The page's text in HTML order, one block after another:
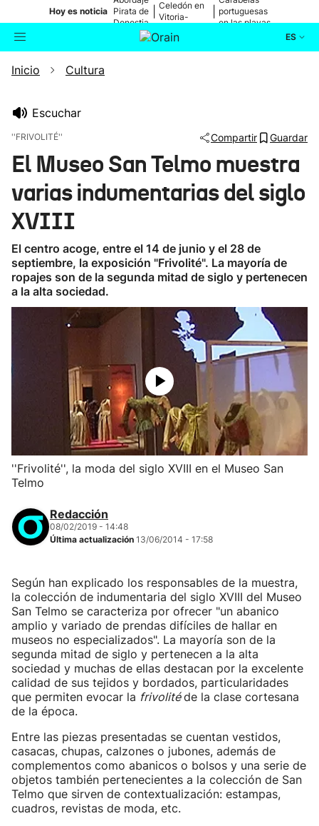
Hoy es noticia Pirata de
Donostia
Celedón en
Vitoria-
portuguesas
en las playas
ES
Buscador
Ikusmiran
Inicio Cultura
Escuchar
''FRIVOLITÉ'' Compartir Guardar
El Museo San Telmo muestra
varias indumentarias del siglo
XVIII
El centro acoge, entre el 14 de junio y el 28 de
septiembre, la exposición "Frivolité". La mayoría de
ropajes son de la segunda mitad de siglo y pertenecen
a la alta sociedad.
''Frivolité'', la moda del siglo XVIII en el Museo San
Telmo
Redacción
08/02/2019 - 14:48
Última actualización 13/06/2014 - 17:58
Según han explicado los responsables de la muestra,
la colección de indumentaria del siglo XVIII del Museo
San Telmo se caracteriza por ofrecer "un abanico
amplio y variado de prendas difíciles de hallar en
museos no especializados". La mayoría son de la
segunda mitad de siglo y pertenecen a la alta
sociedad y muchas de ellas destacan por la excelente
calidad de sus tejidos y bordados, particularidades
que permiten evocar la frivolitéde la clase cortesana
de la época.
Entre las piezas presentadas se cuentan vestidos,
casacas, chupas, calzones o jubones, además de
complementos como abanicos o bolsos y una serie de
objetos también pertenecientes a la colección de San
Telmo que sirven de contextualización: estampas,
cuadros, revistas de moda, etc.